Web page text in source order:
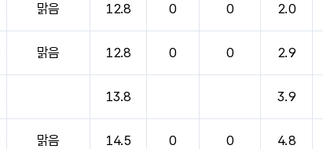
맑음 12.8 0 0 2.0
맑음 12.8 0 0 2.9
13.8 3.9
맑음 14.5 0 0 4.8